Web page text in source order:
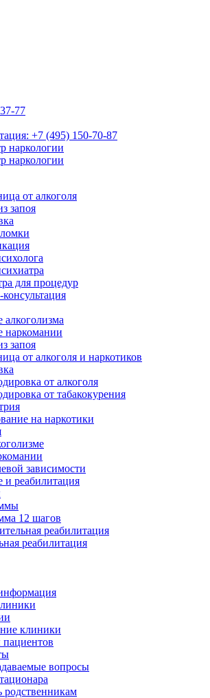
77
+7 (495) 150-70-87
от алкоголя
запоя
для процедур
алкоголизма
наркомании
запоя
от алкоголя и наркотиков
от алкоголя
от табакокурения
на наркотики
зависимости
и реабилитация
12 шагов
реабилитация
реабилитация
клиники
вопросы